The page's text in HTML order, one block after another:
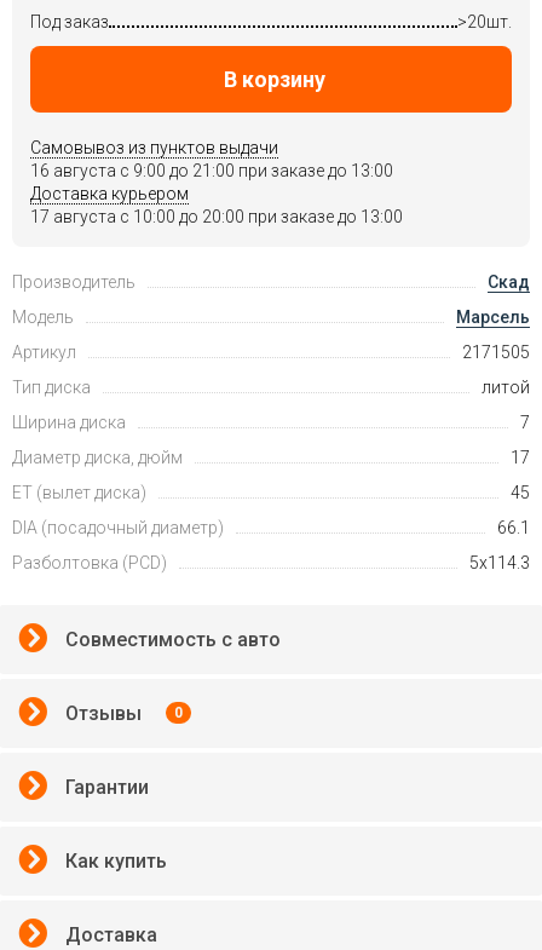
Под заказ >20шт.
В корзину
Самовывоз из пунктов выдачи
16 августа c 9:00 до 21:00 при заказе до 13:00
Доставка курьером
17 августа c 10:00 до 20:00 при заказе до 13:00
Производитель
Скад
Модель
Марсель
Артикул
2171505
Тип диска
литой
Ширина диска
7
Диаметр диска, дюйм
17
ET (вылет диска)
45
DIA (посадочный диаметр)
66.1
Разболтовка (PCD)
5x114.3
Совместимость с авто
Отзывы 0
Гарантии
Как купить
Доставка